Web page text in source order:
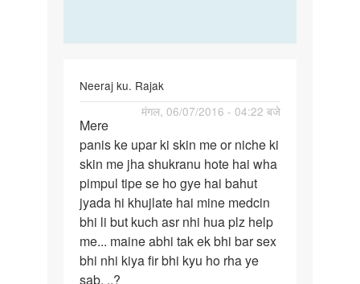
Neeraj ku. Rajak
मंगल, 06/07/2016 - 04:22 बजे
Mere
panis
ke
upar
ki
skin
me
Mere
panis ke upar ki skin me or niche ki
skin me jha shukranu hote hai wha
pimpul tipe se ho gye hai bahut
jyada hi khujlate hai mine medcin
bhi li but kuch asr nhi hua plz help
me... maine abhi tak ek bhi bar sex
bhi nhi kiya fir bhi kyu ho rha ye
sab. ..?